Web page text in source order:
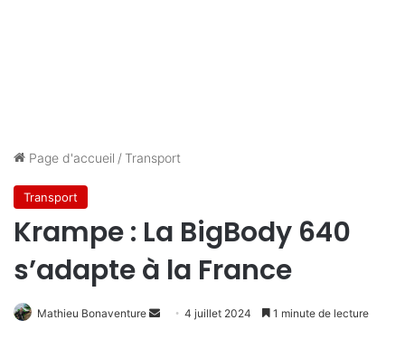
Page d'accueil /Transport
Transport
Krampe : La BigBody 640
s’adapte à la France
Mathieu Bonaventure
Envoyer4 juillet 2024 1 minute de lecture